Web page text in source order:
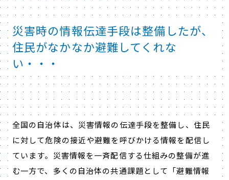
災害時の情報伝達手段は整備したが、
住民がなかなか避難してくれな
い・・・
全国の自治体は、災害情報の伝達手段を整備し、住民
に対して危険の接近や避難を呼びかける情報を配信し
ています。災害情報を一斉配信する仕組みの整備が進
む一方で、多くの自治体の共通課題として「避難情報